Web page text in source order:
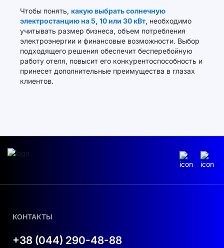
Чтобы понять, какую выбрать солнечную
электростанцию на 5, 10 или 30 кВт, необходимо
учитывать размер бизнеса, объем потребления
электроэнергии и финансовые возможности. Выбор
подходящего решения обеспечит бесперебойную
работу отеля, повысит его конкурентоспособность и
принесет дополнительные преимущества в глазах
клиентов.
КОНТАКТЫ
+38 (044) 290-48-88